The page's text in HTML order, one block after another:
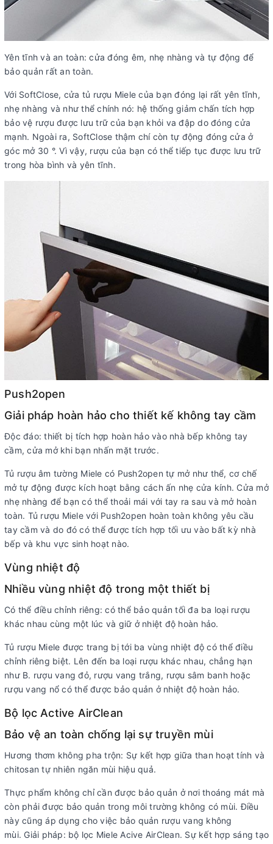
Yên tĩnh và an toàn: cửa đóng êm, nhẹ nhàng và tự động để
bảo quản rất an toàn.
Với SoftClose, cửa tủ rượu Miele của bạn đóng lại rất yên tĩnh,
nhẹ nhàng và như thể chính nó: hệ thống giảm chấn tích hợp
bảo vệ rượu được lưu trữ của bạn khỏi va đập do đóng cửa
mạnh. Ngoài ra, SoftClose thậm chí còn tự động đóng cửa ở
góc mở 30 °. Vì vậy, rượu của bạn có thể tiếp tục được lưu trữ
trong hòa bình và yên tĩnh.
Push2open
Giải pháp hoàn hảo cho thiết kế không tay cầm
Độc đáo: thiết bị tích hợp hoàn hảo vào nhà bếp không tay
cầm, cửa mở khi bạn nhấn mặt trước.
Tủ rượu âm tường Miele có Push2open tự mở như thể, cơ chế
mở tự động được kích hoạt bằng cách ấn nhẹ cửa kính. Cửa mở
nhẹ nhàng để bạn có thể thoải mái với tay ra sau và mở hoàn
toàn. Tủ rượu Miele với Push2open hoàn toàn không yêu cầu
tay cầm và do đó có thể được tích hợp tối ưu vào bất kỳ nhà
bếp và khu vực sinh hoạt nào.
Vùng nhiệt độ
Nhiều vùng nhiệt độ trong một thiết bị
Có thể điều chỉnh riêng: có thể bảo quản tối đa ba loại rượu
khác nhau cùng một lúc và giữ ở nhiệt độ hoàn hảo.
Tủ rượu Miele được trang bị tới ba vùng nhiệt độ có thể điều
chỉnh riêng biệt. Lên đến ba loại rượu khác nhau, chẳng hạn
như B. rượu vang đỏ, rượu vang trắng, rượu sâm banh hoặc
rượu vang nổ có thể được bảo quản ở nhiệt độ hoàn hảo.
Bộ lọc Active AirClean
Bảo vệ an toàn chống lại sự truyền mùi
Hương thơm không pha trộn: Sự kết hợp giữa than hoạt tính và
chitosan tự nhiên ngăn mùi hiệu quả.
Thực phẩm không chỉ cần được bảo quản ở nơi thoáng mát mà
còn phải được bảo quản trong môi trường không có mùi. Điều
này cũng áp dụng cho việc bảo quản rượu vang không
mùi. Giải pháp: bộ lọc Miele Acive AirClean. Sự kết hợp sáng tạo